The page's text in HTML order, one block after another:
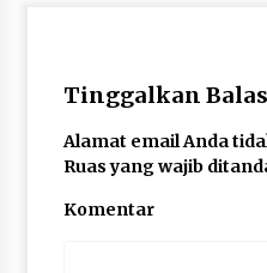
Tinggalkan
Alamat email Anda
Ruas yang wajib
Komentar